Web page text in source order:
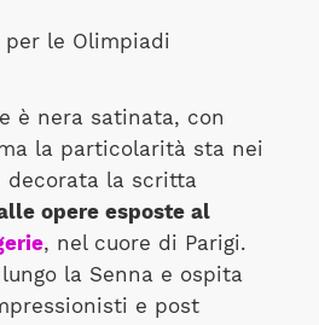
è nera satinata, con
la particolarità sta nei
decorata la scritta
opere esposte al
, nel cuore di Parigi.
la Senna e ospita
e post